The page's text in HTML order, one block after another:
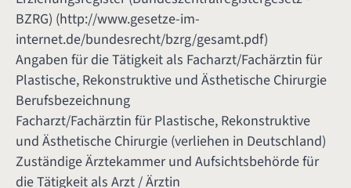
BZRG) (http://www.gesetze-im-
internet.de/bundesrecht/bzrg/gesamt.pdf)
Angaben für die Tätigkeit als Facharzt/Fachärztin für
Plastische, Rekonstruktive und Ästhetische Chirurgie
Berufsbezeichnung
Facharzt/Fachärztin für Plastische, Rekonstruktive
und Ästhetische Chirurgie (verliehen in Deutschland)
Zuständige Ärztekammer und Aufsichtsbehörde für
die Tätigkeit als Arzt / Ärztin